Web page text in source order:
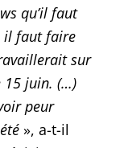
qu’il faut
il faut faire
sur
15 juin. (…)
peur
», a-t-il